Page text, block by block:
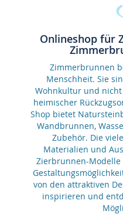
Onlineshop für
Zimmerbrunnen
Menschheit. Sie
Wohnkultur und
heimischer
Shop bietet
Wandbrunnen,
Zubehör. Die
Materialien und
Zierbrunnen-
von den attraktiven
inspirieren und